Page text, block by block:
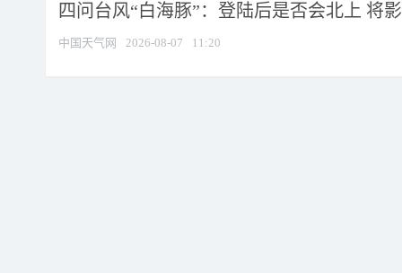
四问台风“白海豚”：登陆后是否会北上 将
中国天气网 2026-08-07 11:20